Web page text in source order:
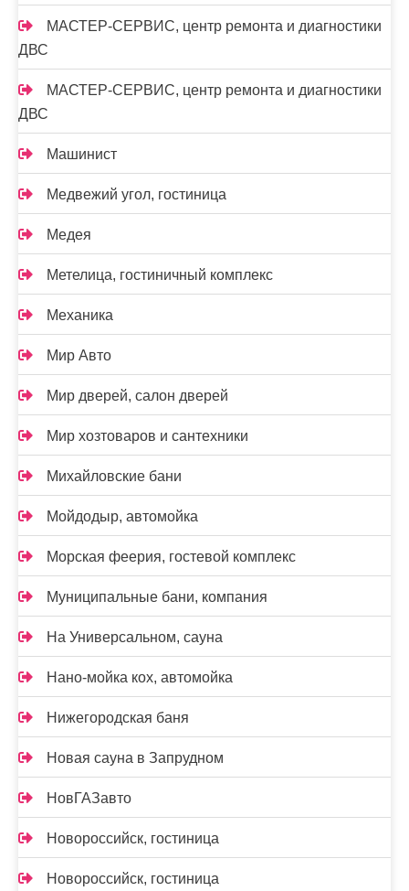
МАСТЕР-СЕРВИС, центр ремонта и диагностики
ДВС
МАСТЕР-СЕРВИС, центр ремонта и диагностики
ДВС
Машинист
Медвежий угол, гостиница
Медея
Метелица, гостиничный комплекс
Механика
Мир Авто
Мир дверей, салон дверей
Мир хозтоваров и сантехники
Михайловские бани
Мойдодыр, автомойка
Морская феерия, гостевой комплекс
Муниципальные бани, компания
На Универсальном, сауна
Нано-мойка кох, автомойка
Нижегородская баня
Новая сауна в Запрудном
НовГАЗавто
Новороссийск, гостиница
Новороссийск, гостиница